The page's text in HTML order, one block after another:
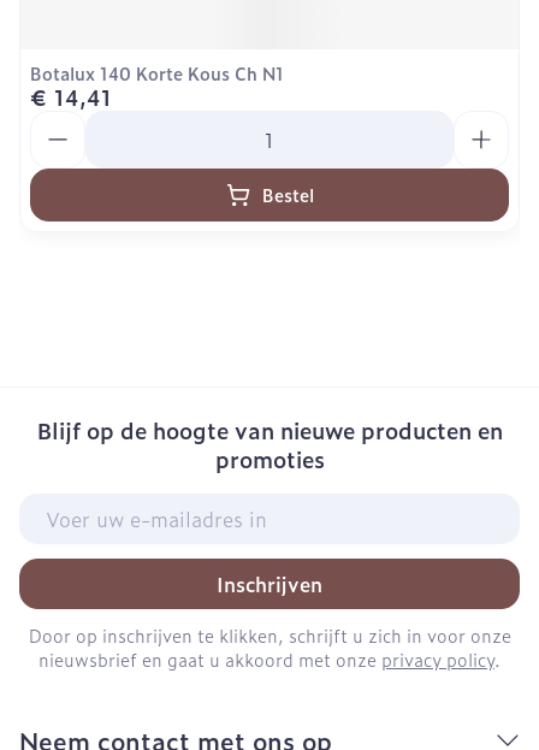
Botalux 140 Korte Kous Ch N1
€ 14,41
Bestel
Blijf op de hoogte van nieuwe producten en
promoties
Inschrijven
Door op inschrijven te klikken, schrijft u zich in voor onze
nieuwsbrief en gaat u akkoord met onze privacy policy.
Neem contact met ons op